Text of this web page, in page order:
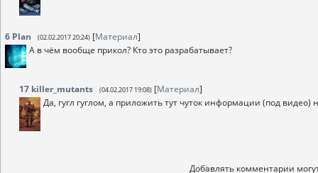
6 Plan (02.02.2017 20:24) [Материал]
А в чём вообще прикол? Кто это разрабатывает?
17 killer_mutants (04.02.2017 19:08) [Материал]
Да, гугл гуглом, а приложить тут чуток информации (под
Добавлять комментарии